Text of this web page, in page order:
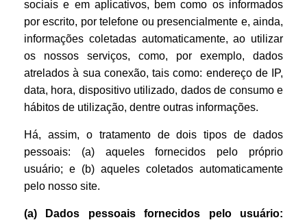
sociais e em aplicativos, bem como os informados
por escrito, por telefone ou presencialmente e, ainda,
informações coletadas automaticamente, ao utilizar
os nossos serviços, como, por exemplo, dados
atrelados à sua conexão, tais como: endereço de IP,
data, hora, dispositivo utilizado, dados de consumo e
hábitos de utilização, dentre outras informações.
Há, assim, o tratamento de dois tipos de dados
pessoais: (a) aqueles fornecidos pelo próprio
usuário; e (b) aqueles coletados automaticamente
pelo nosso site.
(a) Dados pessoais fornecidos pelo usuário: